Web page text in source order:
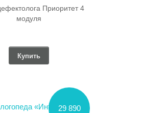
Приоритет 4
модуля
Купить
29 890